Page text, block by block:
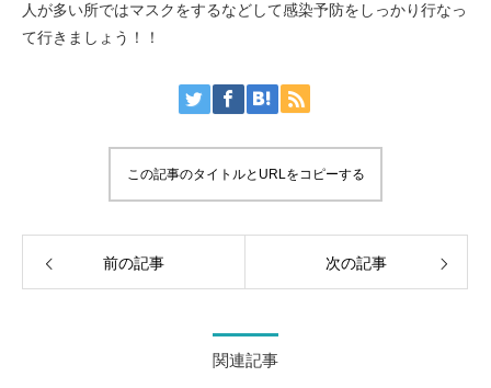
人が多い所ではマスクをするなどして感染予防をしっかり行なっ
て行きましょう！！
この記事のタイトルとURLをコピーする
前の記事 次の記事
関連記事